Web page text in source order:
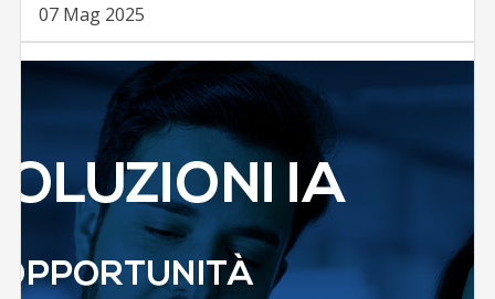
07 Mag 2025